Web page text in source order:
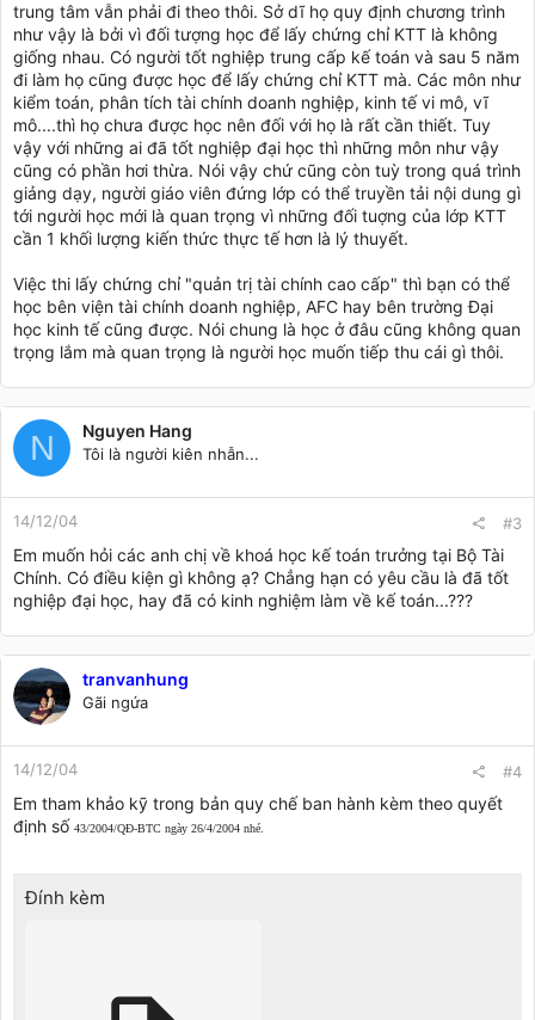
trung tâm vẫn phải đi theo thôi. Sở dĩ họ quy định chương trình
như vậy là bởi vì đối tượng học để lấy chứng chỉ KTT là không
giống nhau. Có người tốt nghiệp trung cấp kế toán và sau 5 năm
đi làm họ cũng được học để lấy chứng chỉ KTT mà. Các môn như
kiểm toán, phân tích tài chính doanh nghiệp, kinh tế vi mô, vĩ
mô....thì họ chưa được học nên đối với họ là rất cần thiết. Tuy
vậy với những ai đã tốt nghiệp đại học thì những môn như vậy
cũng có phần hơi thừa. Nói vậy chứ cũng còn tuỳ trong quá trình
giảng dạy, người giáo viên đứng lớp có thể truyền tải nội dung gì
tới người học mới là quan trọng vì những đối tuợng của lớp KTT
cần 1 khối lượng kiến thức thực tế hơn là lý thuyết.
Việc thi lấy chứng chỉ "quản trị tài chính cao cấp" thì bạn có thể
học bên viện tài chính doanh nghiệp, AFC hay bên trường Đại
học kinh tế cũng được. Nói chung là học ở đâu cũng không quan
trọng lắm mà quan trọng là người học muốn tiếp thu cái gì thôi.
N Nguyen Hang
Tôi là người kiên nhẫn...
14/12/04 #3
Em muốn hỏi các anh chị về khoá học kế toán trưởng tại Bộ Tài
Chính. Có điều kiện gì không ạ? Chẳng hạn có yêu cầu là đã tốt
nghiệp đại học, hay đã có kinh nghiệm làm về kế toán...???
tranvanhung
Gãi ngứa
14/12/04 #4
Em tham khảo kỹ trong bản quy chế ban hành kèm theo quyết
định số 43/2004/QĐ-BTC ngày 26/4/2004 nhé.
Đính kèm